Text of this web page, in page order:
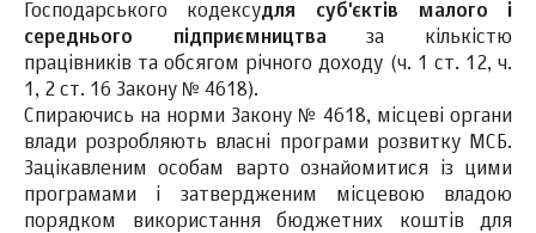
Господарського кодексудля суб'єктів малого і
середнього підприємництваза кількістю
працівників та обсягом річного доходу (ч. 1 ст. 12, ч.
1, 2 ст. 16 Закону № 4618).
Спираючись на норми Закону № 4618, місцеві органи
влади розробляють власні програми розвитку МСБ.
Зацікавленим особам варто ознайомитися із цими
програмами і затвердженим місцевою владою
порядком використання бюджетних коштів для